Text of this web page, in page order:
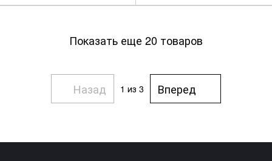
Показать еще 20 товаров
Назад 1 из 3 Вперед